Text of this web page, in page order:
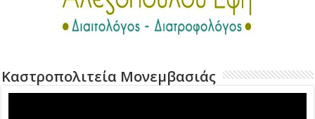
Καστροπολιτεία Μονεμβασιάς